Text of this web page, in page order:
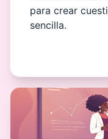
para crear
sencilla.